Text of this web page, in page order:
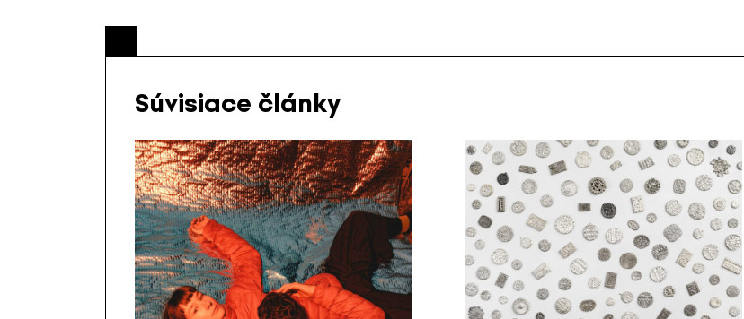
Súvisiace články